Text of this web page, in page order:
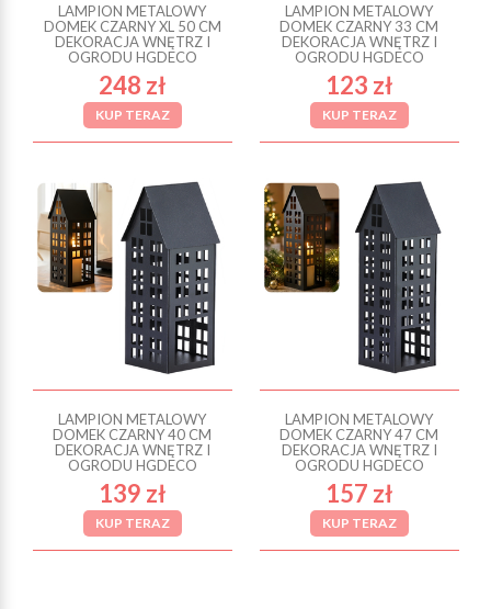
LAMPION METALOWY
DOMEK CZARNY XL 50 CM
DEKORACJA WNĘTRZ I
OGRODU HGDECO
248 zł
KUP TERAZ
LAMPION METALOWY
DOMEK CZARNY 33 CM
DEKORACJA WNĘTRZ I
OGRODU HGDECO
123 zł
KUP TERAZ
LAMPION METALOWY
DOMEK CZARNY 40 CM
DEKORACJA WNĘTRZ I
OGRODU HGDECO
139 zł
KUP TERAZ
LAMPION METALOWY
DOMEK CZARNY 47 CM
DEKORACJA WNĘTRZ I
OGRODU HGDECO
157 zł
KUP TERAZ